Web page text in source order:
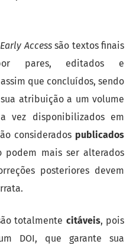
Early Accesssão textos finais
pares, editados e
que concluídos, sendo
atribuição a um volume
vez disponibilizados em
considerados publicados
mais ser alterados
posteriores devem
totalmente citáveis, pois
DOI, que garante sua